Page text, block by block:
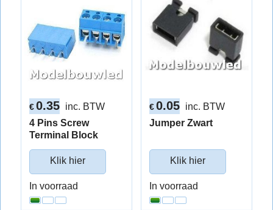
€ 0.35 inc. BTW
4 Pins Screw
Terminal Block
Klik hier
In voorraad
€0.05 inc. BTW
Jumper Zwart
Klik hier
In voorraad